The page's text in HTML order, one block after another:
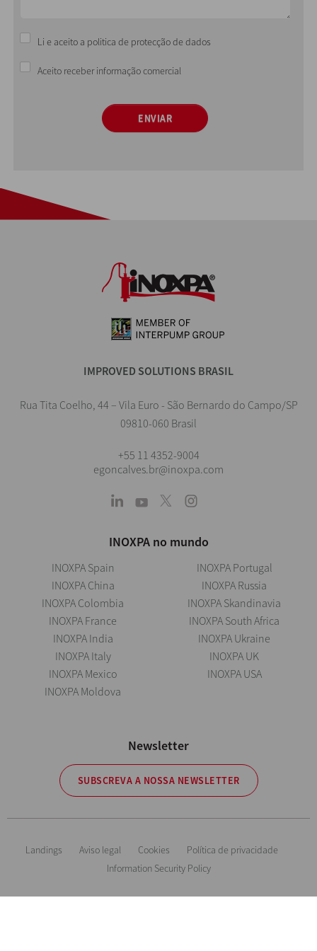
Li e aceito a politica de protecção de dados
Aceito receber informação comercial
ENVIAR
IMPROVED SOLUTIONS BRASIL
Rua Tita Coelho, 44 – Vila Euro - São Bernardo do Campo/SP
09810-060 Brasil
+55 11 4352-9004
egoncalves.br@inoxpa.com
INOXPA no mundo
INOXPA Spain
INOXPA China
INOXPA Colombia
INOXPA France
INOXPA India
INOXPA Italy
INOXPA Mexico
INOXPA Moldova
INOXPA Portugal
INOXPA Russia
INOXPA Skandinavia
INOXPA South Africa
INOXPA Ukraine
INOXPA UK
INOXPA USA
Newsletter
SUBSCREVA A NOSSA NEWSLETTER
Landings Aviso legal Cookies
Política de privacidade
Information Security Policy
Informação orientadora. Reservamos o direito de modificar qualquer